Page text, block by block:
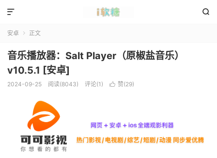


安卓  正文
音乐播放器：Salt Player（原椒盐音乐）
v10.5.1 [安卓]
2024-09-25 阅读(8043) 评论(1)  赞(29)